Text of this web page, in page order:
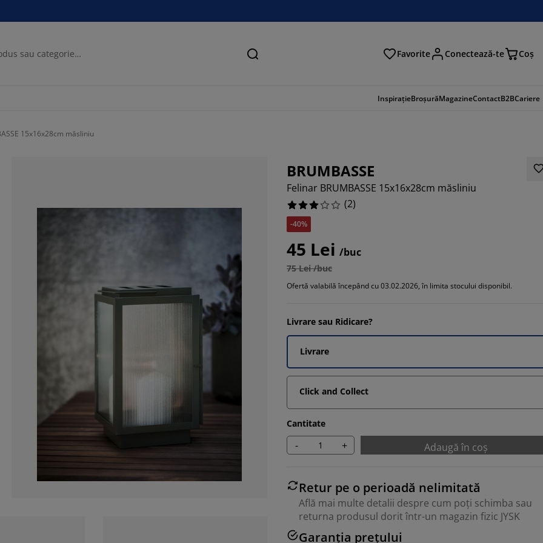
Căutare Favorite Conectează-te Coş
InspirațieBroșurăMagazineContactB2BCariere
15x16x28cm măsliniu
BRUMBASSE
Felinar BRUMBASSE 15x16x28cm măsliniu
(2)
-40%
45 Lei /buc
75 Lei /buc
Ofertă valabilă începând cu 03.02.2026, în limita stocului disponibil.
Livrare sau Ridicare?
Livrare
Click and Collect
Cantitate
- + Adaugă în coș
Retur pe o perioadă nelimitată
Află mai multe detalii despre cum poți schimba sau
returna produsul dorit într-un magazin fizic JYSK
Garanția prețului